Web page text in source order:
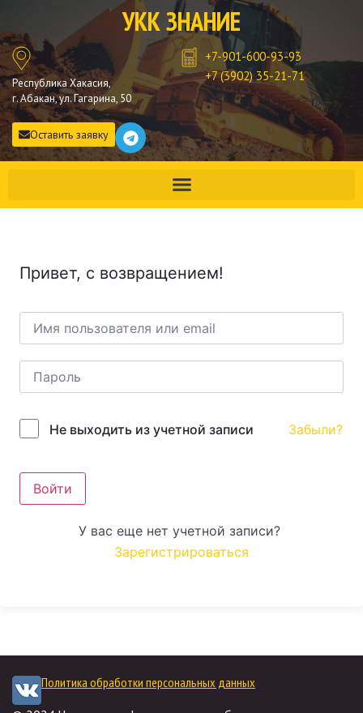
УКК ЗНАНИЕ
Республика Хакасия,
г. Абакан, ул. Гагарина, 50
+7-901-600-93-93
+7 (3902) 35-21-71
Оставить заявку
Привет, с возвращением!
Не выходить из учетной записи Забыли?
Войти
У вас еще нет учетной записи?
Зарегистрироваться
Политика обработки персональных данных